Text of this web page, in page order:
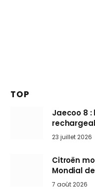
TOP
Jaecoo 8 :
arrive en
23 juillet 2026
Citroën
Mondial
Mini
7 août 2026